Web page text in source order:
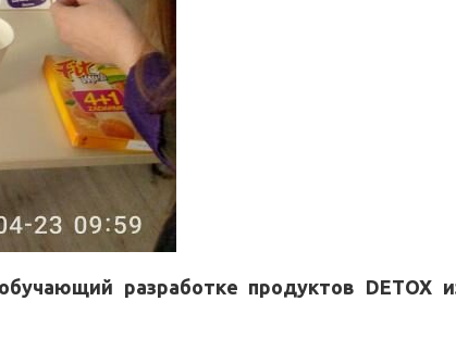
разработке продуктов DETOX